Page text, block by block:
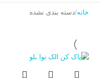
خانه دسته بندی نشده